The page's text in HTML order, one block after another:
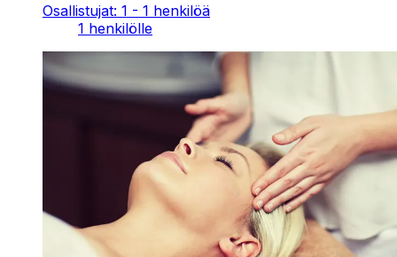
Osallistujat: 1 - 1 henkilöä
1 henkilölle